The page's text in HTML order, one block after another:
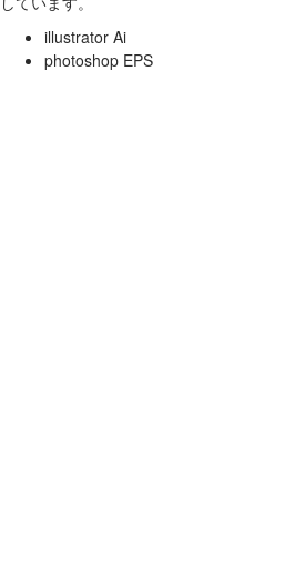
illustrator Ai
photoshop EPS